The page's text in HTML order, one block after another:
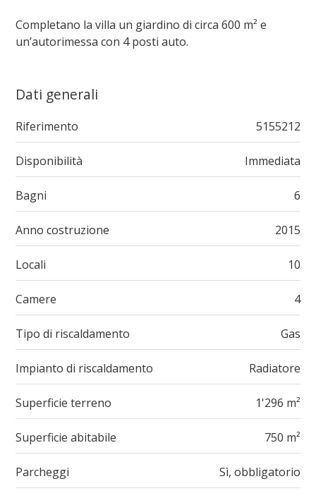
Completano la villa un giardino di circa 600 m² e
un’autorimessa con 4 posti auto.
Dati generali
Riferimento 5155212
Disponibilità Immediata
Bagni 6
Anno costruzione 2015
Locali 10
Camere 4
Tipo di riscaldamento Gas
Impianto di riscaldamento Radiatore
Superficie terreno 1'296 m²
Superficie abitabile 750 m²
Parcheggi Sì, obbligatorio